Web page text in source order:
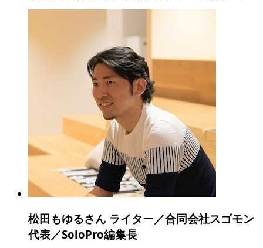
松田もゆるさん ライター／合同会社スゴモン
代表／SoloPro編集長